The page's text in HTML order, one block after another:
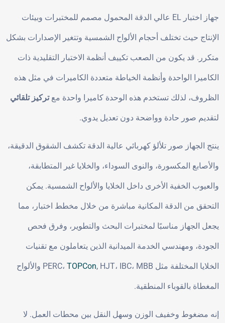
جهاز اختبار EL عالي الدقة المحمول مصمم للمختبرات وبيئات
الإنتاج حيث تختلف أحجام الألواح الشمسية وتتغير الإصدارات بشكل
متكرر. قد يكون من الصعب تكييف أنظمة الاختبار التقليدية ذات
الكاميرا الواحدة وأنظمة الخياطة متعددة الكاميرات في مثل هذه
الظروف، لذلك تستخدم هذه الوحدة كاميرا واحدة معتركيز تلقائي
لتقديم صور حادة وواضحة دون تعديل يدوي.
ينتج الجهاز صور تلألؤ كهربائي عالية الدقة تكشف الشقوق الدقيقة،
والأصابع المكسورة، والنوى السوداء، والخلايا غير المتطابقة،
والعيوب الخفية الأخرى داخل الخلايا والألواح الشمسية. يمكن
التحقق من الدقة المكانية مباشرة من خلال مخطط اختبار، مما
يجعل الجهاز مناسبًا لمختبرات البحث والتطوير، وفرق فحص
الجودة، ومهندسي الخدمة الميدانية الذين يتعاملون مع تقنيات
الخلايا المختلفة مثل PERC، TOPCon , HJT، IBC، MBB والألواح
المغطاة بالقوباء المنطقية.
إنه مضغوط وخفيف الوزن وسهل النقل بين محطات العمل. لا